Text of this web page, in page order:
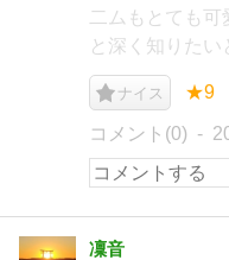
二ムもとても
と深く知りたい
ナイス ★9
コメント(0)
凜音